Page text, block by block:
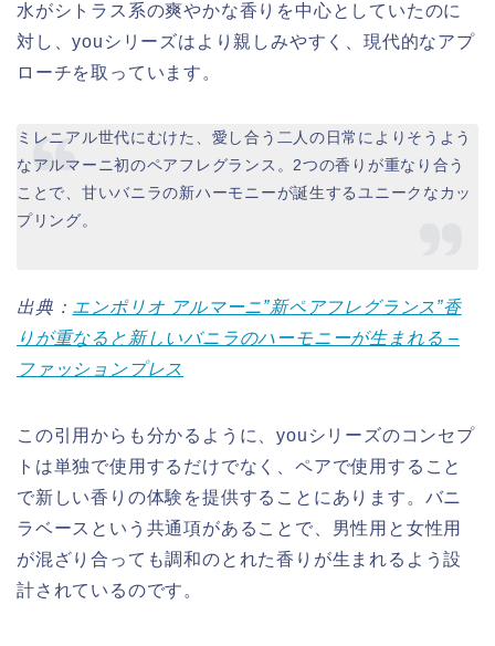
水がシトラス系の爽やかな香りを中心としていたのに
対し、youシリーズはより親しみやすく、現代的なアプ
ローチを取っています。
ミレニアル世代にむけた、愛し合う二人の日常によりそうよう
なアルマーニ初のペアフレグランス。2つの香りが重なり合う
ことで、甘いバニラの新ハーモニーが誕生するユニークなカッ
プリング。
出典： エンポリオ アルマーニ”新ペアフレグランス”香
りが重なると新しいバニラのハーモニーが生まれる –
ファッションプレス
この引用からも分かるように、youシリーズのコンセプ
トは単独で使用するだけでなく、ペアで使用すること
で新しい香りの体験を提供することにあります。バニ
ラベースという共通項があることで、男性用と女性用
が混ざり合っても調和のとれた香りが生まれるよう設
計されているのです。